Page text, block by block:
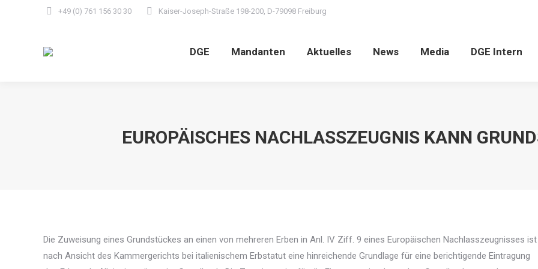
+49 (0) 761 156 30 30 Kaiser-Joseph-Straße 198-200, D-79098 Freiburg
DGE Mandanten Aktuelles News Media DGE Intern
EUROPÄISCHES NACHLASSZEUGNIS KANN
Die Zuweisung eines Grundstückes an einen von mehreren Erben in Anl. IV Ziff. 9 eines Europäischen Nachlasszeugnisses ist
nach Ansicht des Kammergerichts bei italienischem Erbstatut eine hinreichende Grundlage für eine berichtigende Eintragung